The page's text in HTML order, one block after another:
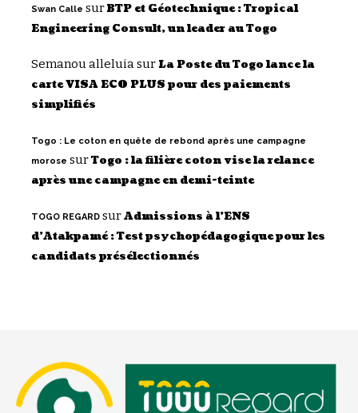
Swan Calle surBTP et Géotechnique : Tropical
Engineering Consult, un leader au Togo
Semanou alleluiasurLa Poste du Togo lance la
carte VISA ECO PLUS pour des paiements
simplifiés
Togo : Le coton en quête de rebond après une campagne
morose surTogo : la filière coton vise la relance
après une campagne en demi-teinte
TOGO REGARD surAdmissions à l’ENS
d’Atakpamé : Test psychopédagogique pour les
candidats présélectionnés